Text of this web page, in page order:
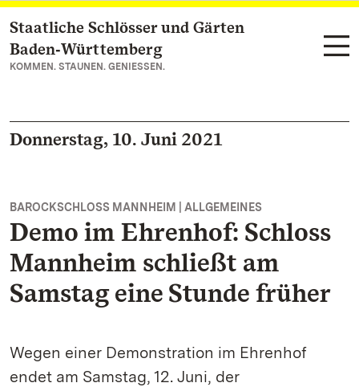
Zum Hauptinhalt springen
Staatliche Schlösser und Gärten
Baden‑Württemberg
KOMMEN. STAUNEN. GENIESSEN.
Donnerstag, 10. Juni 2021
BAROCKSCHLOSS MANNHEIM | ALLGEMEINES
Demo im Ehrenhof: Schloss
Mannheim schließt am
Samstag eine Stunde früher
Wegen einer Demonstration im Ehrenhof
endet am Samstag, 12. Juni, der